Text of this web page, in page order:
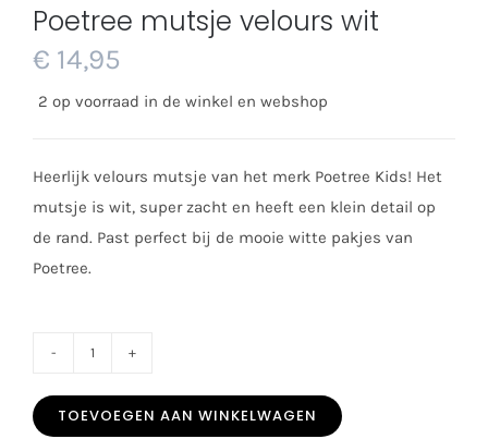
Poetree mutsje velours wit
€ 14,95
2 op voorraad in de winkel en webshop
Heerlijk velours mutsje van het merk Poetree Kids! Het
mutsje is wit, super zacht en heeft een klein detail op
de rand. Past perfect bij de mooie witte pakjes van
Poetree.
mutsje
velours
TOEVOEGEN AAN WINKELWAGEN